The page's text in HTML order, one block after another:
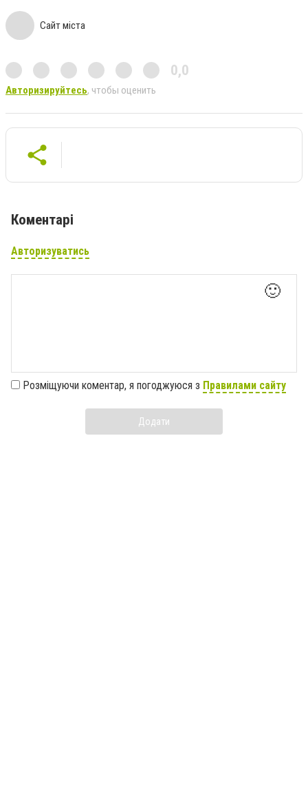
Сайт міста
0,0
Авторизируйтесь, чтобы оценить
Коментарі
Авторизуватись
🙂
Розміщуючи коментар, я погоджуюся з Правилами сайту
Додати